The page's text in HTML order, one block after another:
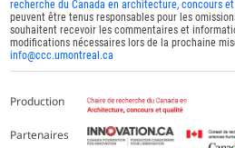
recherche du Canada en architecture, concours
peuvent être tenus responsables pour les
souhaitent recevoir les commentaires et
modifications nécessaires lors de la prochaine
info@ccc.umontreal.ca
Production
Partenaires